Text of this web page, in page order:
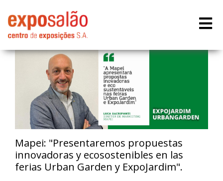
Mapei: "Presentaremos propuestas
innovadoras y ecosostenibles en las
ferias Urban Garden y ExpoJardim".